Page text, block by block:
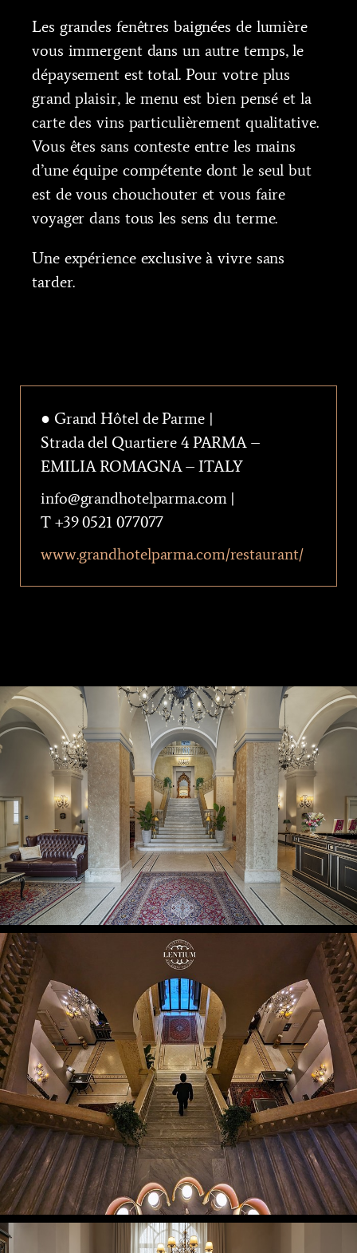
Les grandes fenêtres baignées de lumière
vous immergent dans un autre temps, le
dépaysement est total. Pour votre plus
grand plaisir, le menu est bien pensé et la
carte des vins particulièrement qualitative.
Vous êtes sans conteste entre les mains
d’une équipe compétente dont le seul but
est de vous chouchouter et vous faire
voyager dans tous les sens du terme.
Une expérience exclusive à vivre sans
tarder.
● Grand Hôtel de Parme |
Strada del Quartiere 4 PARMA –
EMILIA ROMAGNA – ITALY
info@grandhotelparma.com |
T +39 0521 077077
www.grandhotelparma.com/restaurant/